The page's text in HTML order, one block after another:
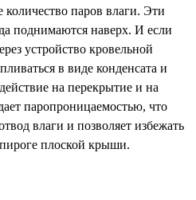
количество паров влаги. Эти
поднимаются наверх. И если
устройство кровельной
в виде конденсата и
на перекрытие и на
паропроницаемостью, что
влаги и позволяет избежать
плоской крыши.